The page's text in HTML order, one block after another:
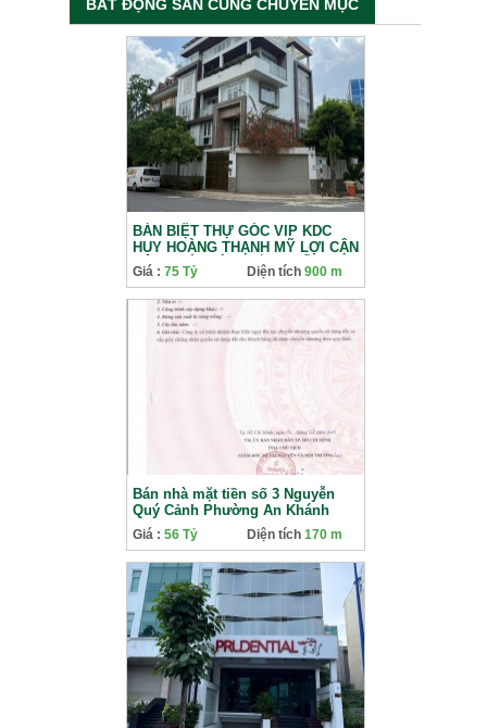
BẤT ĐỘNG SẢN CÙNG CHUYÊN MỤC
BÁN BIỆT THỰ GÓC VIP KDC
HUY HOÀNG THẠNH MỸ LỢI CẬN
SÔNG SÀI GÒN, ĐẲNG CẤP 1
HẦM 4 LẦU 75 TỶ
Giá : 75 Tỷ Diện tích 900 m
Bán nhà mặt tiền số 3 Nguyễn
Quý Cảnh Phường An Khánh
TPHCM
Giá : 56 Tỷ Diện tích 170 m